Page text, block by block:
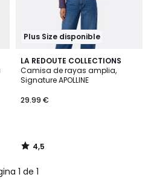
Plus Size disponible
LA REDOUTE COLLECTIONS
Camisa de rayas amplia,
Signature APOLLINE
29.99 €
4,5
/ 5
4,5
/
1 de 1